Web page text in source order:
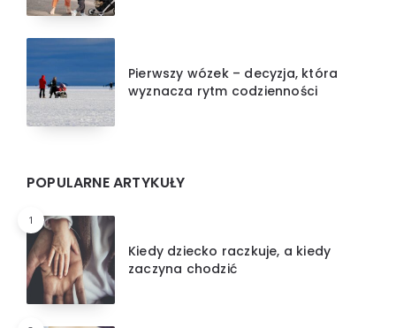
Pierwszy wózek – decyzja, która
wyznacza rytm codzienności
POPULARNE ARTYKUŁY
1
Kiedy dziecko raczkuje, a kiedy
zaczyna chodzić